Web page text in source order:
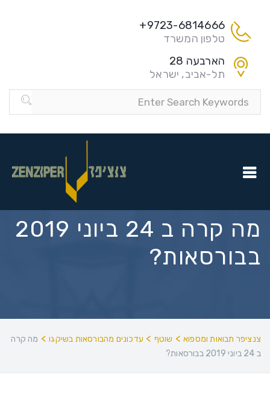
9723-6814666+
טלפון המשרד
הארבעה 28
תל-אביב, ישראל
מה קרה ב 24 ביוני 2019
בבורסאות?
צנציפר תבואות ומספוא > שוטף > עדכונים מהבורסאות בשיקגו> מה קרה
ב 24 ביוני 2019 בבורסאות?